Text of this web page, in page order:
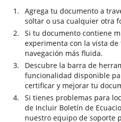
Agrega tu documento a
soltar o usa cualquier otra
Si tu documento contiene
experimenta con la vista
navegación más fluida.
Descubre la barra de
funcionalidad disponible
certificar y mejorar tu
Si tienes problemas para
de Incluir Boletín de
nuestro equipo de soporte